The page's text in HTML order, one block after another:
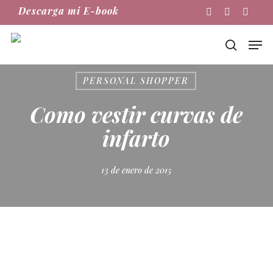
main
InstagramPhoneEmail
Descarga mi E-book
buscar
PERSONAL SHOPPER
Como vestir curvas de
infarto
13 de enero de 2015